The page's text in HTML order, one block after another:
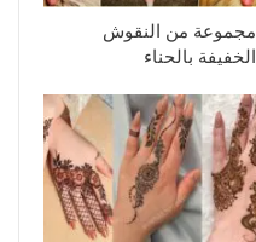
مجموعة من النقوش
الخفيفة بالحناء